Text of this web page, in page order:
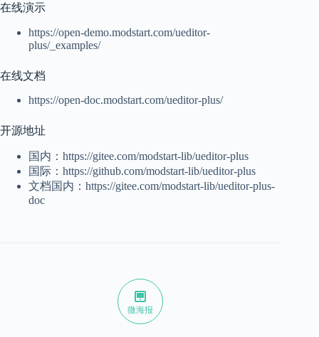
在线演示
https://open-demo.modstart.com/ueditor-
plus/_examples/
在线文档
https://open-doc.modstart.com/ueditor-plus/
开源地址
国内：https://gitee.com/modstart-lib/ueditor-plus
国际：https://github.com/modstart-lib/ueditor-plus
文档国内：https://gitee.com/modstart-lib/ueditor-plus-
doc
微海报